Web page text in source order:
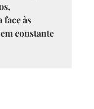
às
constante